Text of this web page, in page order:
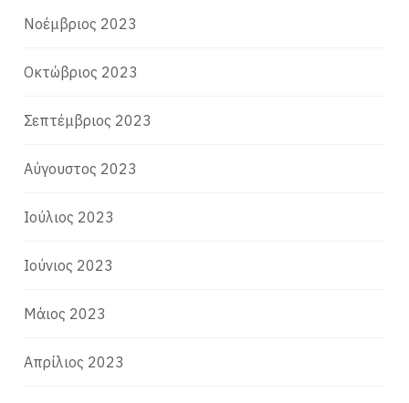
Νοέμβριος 2023
Οκτώβριος 2023
Σεπτέμβριος 2023
Αύγουστος 2023
Ιούλιος 2023
Ιούνιος 2023
Μάιος 2023
Απρίλιος 2023